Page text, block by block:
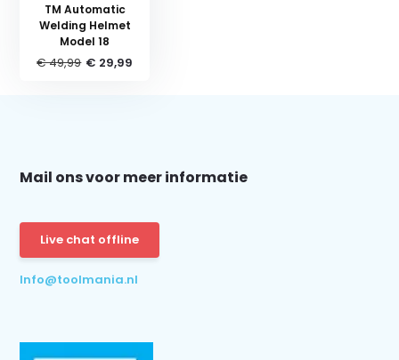
TM Automatic
Welding Helmet
Model 18
€ 49,99 € 29,99
Mail ons voor meer informatie
Live chat offline
Info@toolmania.nl